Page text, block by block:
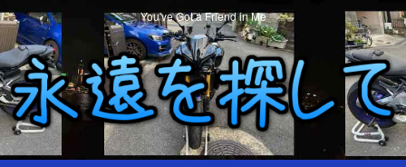
You've Got a Friend in Me